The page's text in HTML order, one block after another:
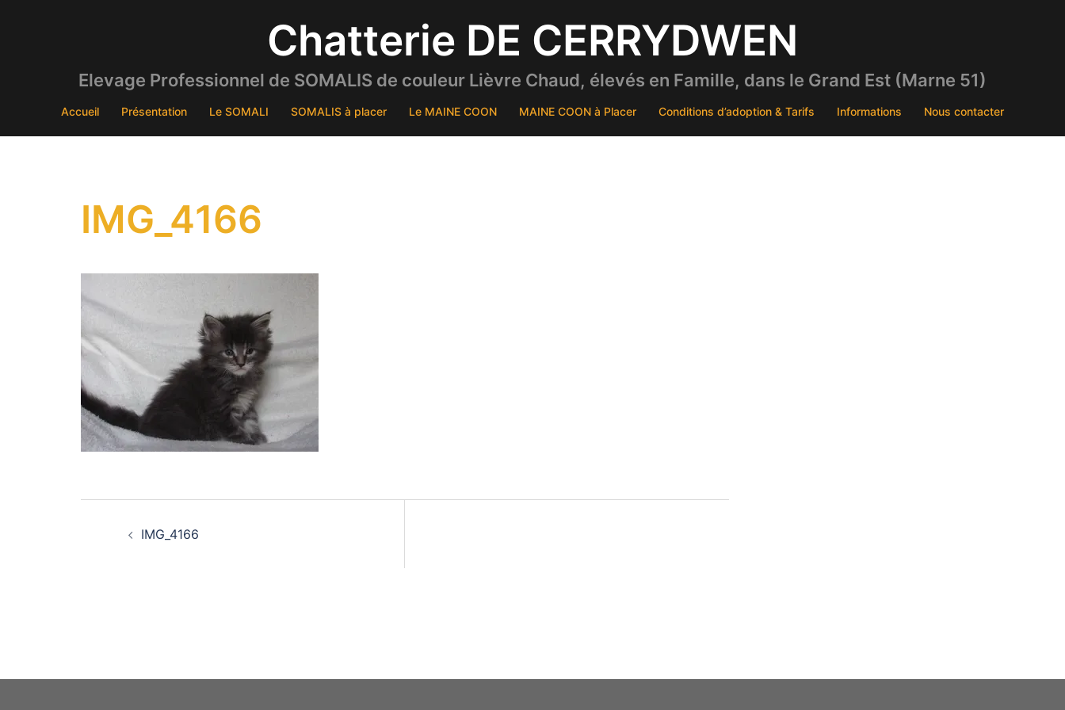
Chatterie DE CERRYDWEN
Elevage Professionnel de SOMALIS de couleur Lièvre Chaud, élevés en Famille, dans le Grand Est (Marne 51)
Accueil Présentation Le SOMALI SOMALIS à placer Le MAINE COON MAINE COON à Placer Conditions d’adoption & Tarifs Informations Nous contacter
IMG_4166
IMG_4166